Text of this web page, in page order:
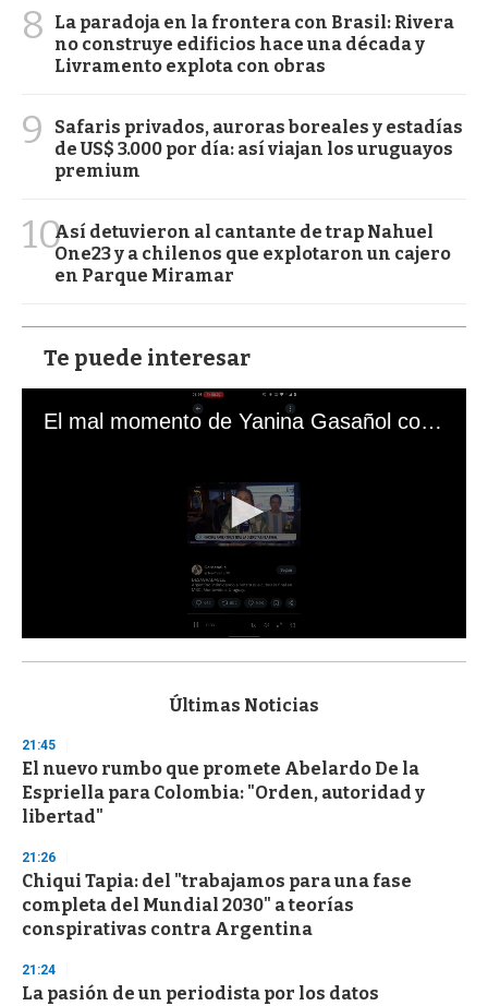
8
La paradoja en la frontera con Brasil: Rivera
no construye edificios hace una década y
Livramento explota con obras
9
Safaris privados, auroras boreales y estadías
de US$ 3.000 por día: así viajan los uruguayos
premium
10Así detuvieron al cantante de trap Nahuel
One23 y a chilenos que explotaron un cajero
en Parque Miramar
Te puede interesar
El mal momento de Yanina Gasañol con un hincha argentino en "Subrayado"
s
d
s
o
f
3
s
e
c
o
n
Últimas Noticias
21:45
El nuevo rumbo que promete Abelardo De la
Espriella para Colombia: "Orden, autoridad y
libertad"
21:26
Chiqui Tapia: del "trabajamos para una fase
completa del Mundial 2030" a teorías
conspirativas contra Argentina
21:24
La pasión de un periodista por los datos